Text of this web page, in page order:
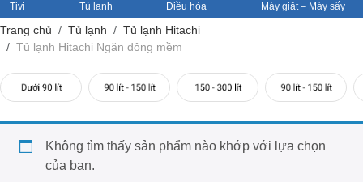
Tivi Tủ lạnh Điều hòa Máy giặt – Máy sấy
Trang chủ Tủ lạnh
Tủ lạnh Hitachi
Tủ lạnh Hitachi Ngăn đông mềm
Không tìm thấy sản phẩm nào khớp với lựa chọn
của bạn.